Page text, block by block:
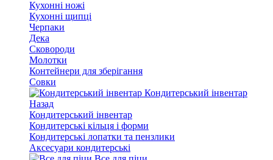
Кухонні ножі
Кухонні щипці
Черпаки
Дека
Сковороди
Молотки
Контейнери для зберігання
Совки
Кондитерський інвентар
Назад
Кондитерський інвентар
Кондитерські кільця і форми
Кондитерські лопатки та пензлики
Аксесуари кондитерські